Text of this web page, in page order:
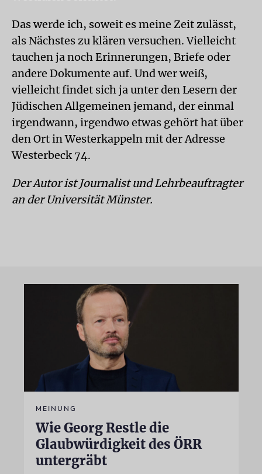
Das werde ich, soweit es meine Zeit zulässt,
als Nächstes zu klären versuchen. Vielleicht
tauchen ja noch Erinnerungen, Briefe oder
andere Dokumente auf. Und wer weiß,
vielleicht findet sich ja unter den Lesern der
Jüdischen Allgemeinen jemand, der einmal
irgendwann, irgendwo etwas gehört hat über
den Ort in Westerkappeln mit der Adresse
Westerbeck 74.
Der Autor ist Journalist und Lehrbeauftragter
an der Universität Münster.
MEINUNG
Wie Georg Restle die
Glaubwürdigkeit des ÖRR
untergräbt